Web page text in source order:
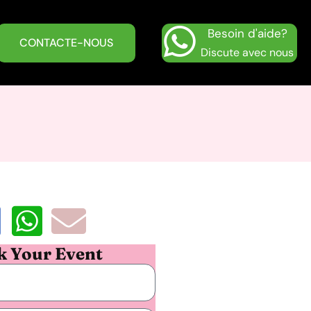
CONTACTE-NOUS
Besoin d'aide?
Discute avec nous
Your Event